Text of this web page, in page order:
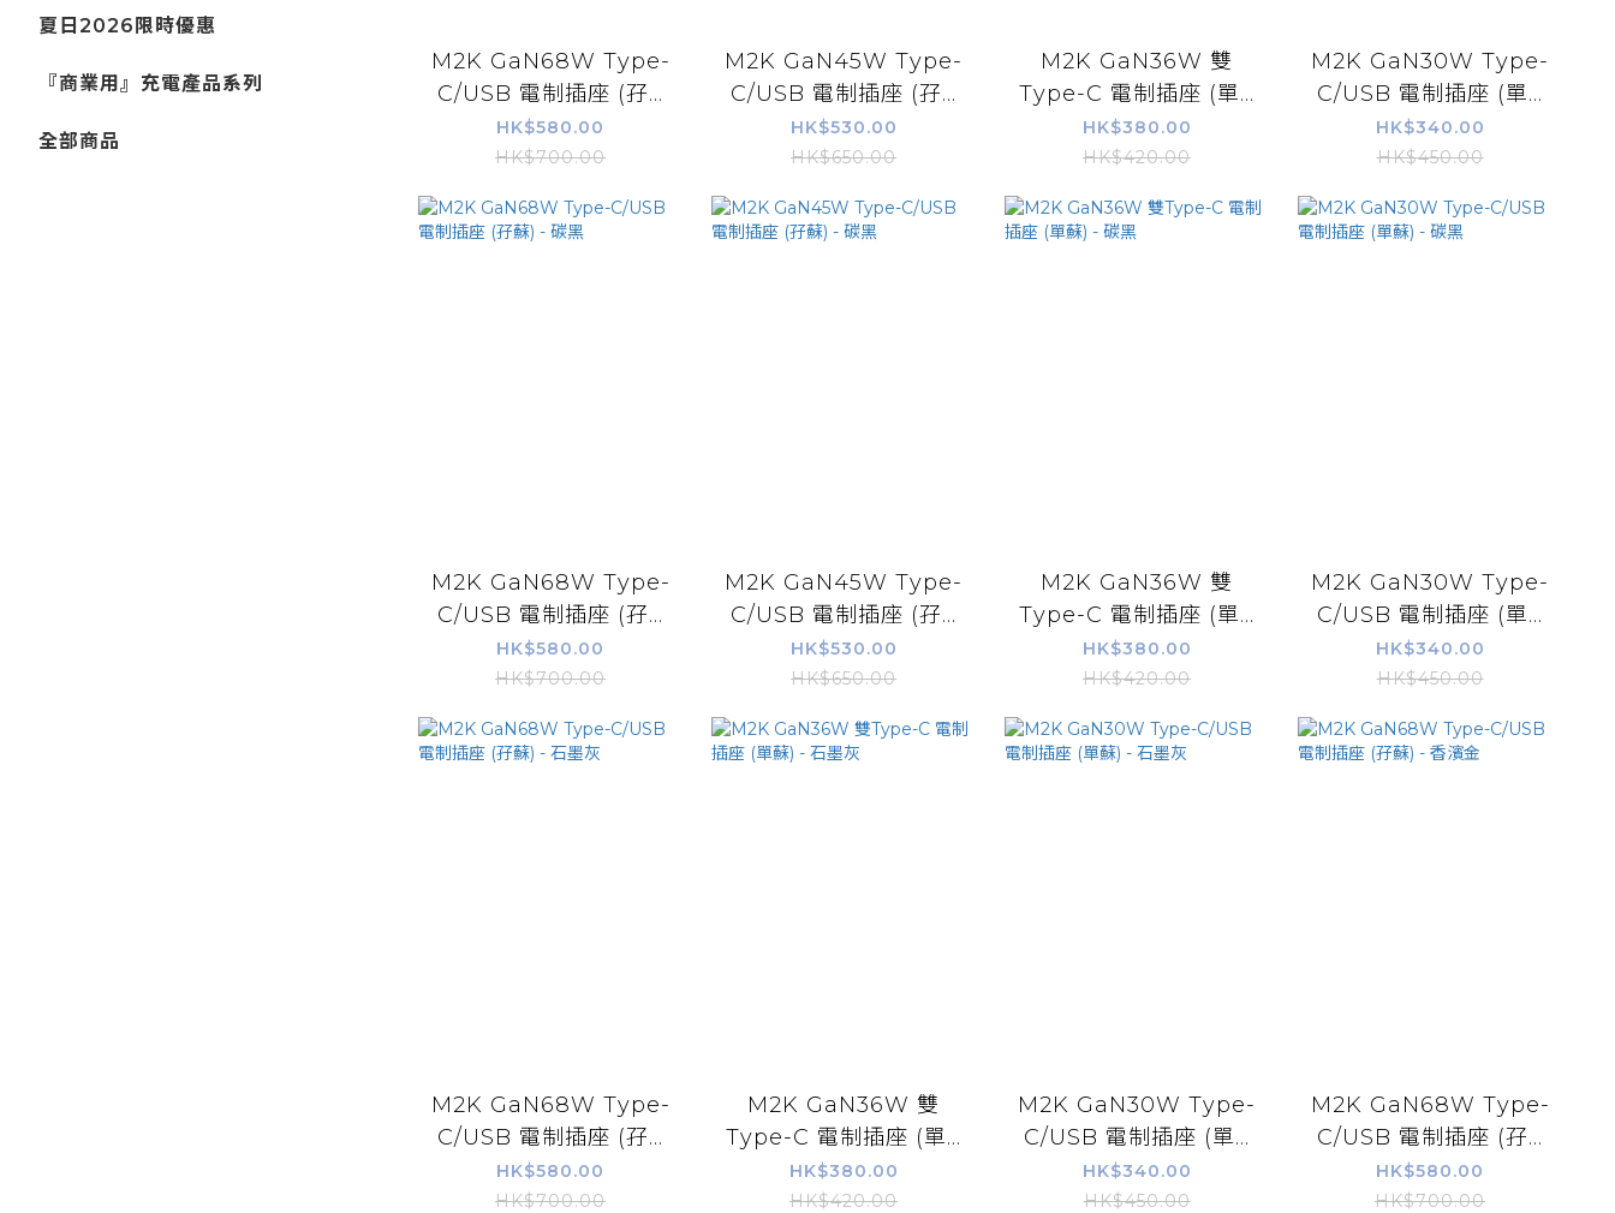
夏日2026限時優惠
『商業用』充電產品系列
全部商品
M2K GaN68W Type-
C/USB 電制插座 (孖...
HK$580.00
HK$700.00
M2K GaN45W Type-
C/USB 電制插座 (孖...
HK$530.00
HK$650.00
M2K GaN36W 雙
Type-C 電制插座 (單...
HK$380.00
HK$420.00
M2K GaN30W Type-
C/USB 電制插座 (單...
HK$340.00
HK$450.00
M2K GaN68W Type-
C/USB 電制插座 (孖...
HK$580.00
HK$700.00
M2K GaN45W Type-
C/USB 電制插座 (孖...
HK$530.00
HK$650.00
M2K GaN36W 雙
Type-C 電制插座 (單...
HK$380.00
HK$420.00
M2K GaN30W Type-
C/USB 電制插座 (單...
HK$340.00
HK$450.00
M2K GaN68W Type-
C/USB 電制插座 (孖...
HK$580.00
HK$700.00
M2K GaN36W 雙
Type-C 電制插座 (單...
HK$380.00
HK$420.00
M2K GaN30W Type-
C/USB 電制插座 (單...
HK$340.00
HK$450.00
M2K GaN68W Type-
C/USB 電制插座 (孖...
HK$580.00
HK$700.00